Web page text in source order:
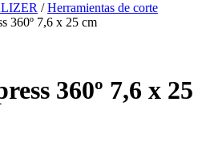
/Herramientas de corte
360º 7,6 x 25 cm
360º 7,6 x 25